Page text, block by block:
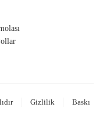
Gizlilik Baskı